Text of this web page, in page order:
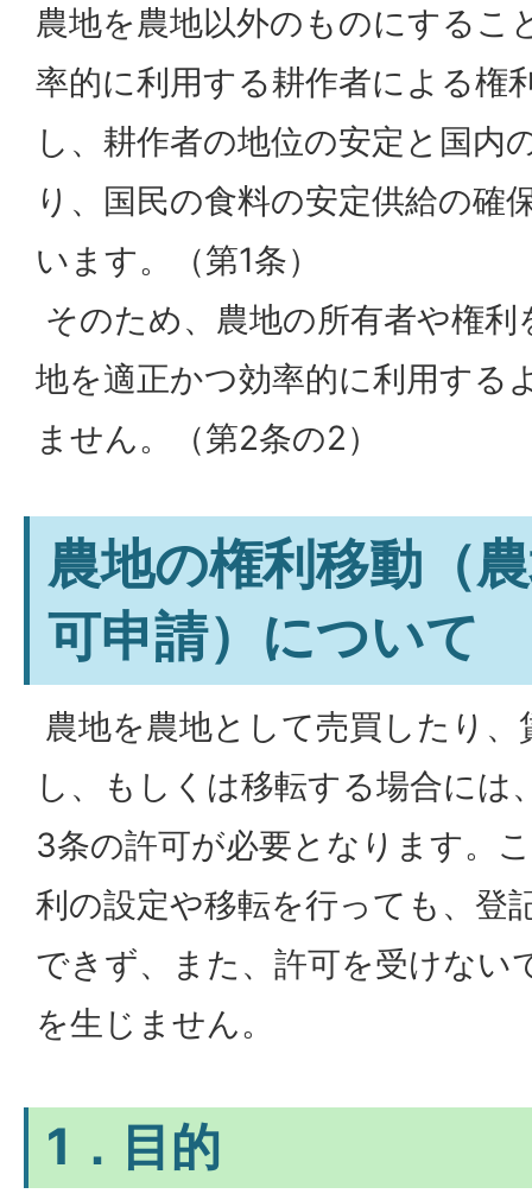
農地を農地以外のものにするこ
率的に利用する耕作者による権
し、耕作者の地位の安定と国内
り、国民の食料の安定供給の確
います。（第1条）
そのため、農地の所有者や権
地を適正かつ効率的に利用する
ません。（第2条の2）
農地の権利移動（
可申請）について
農地を農地として売買したり
し、もしくは移転する場合には
3条の許可が必要となります。
利の設定や移転を行っても、登
できず、また、許可を受けない
を生じません。
1．目的